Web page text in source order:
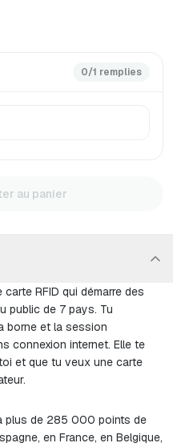
0/1 remplies
au panier
RFID qui démarre des
public de 7 pays. Tu
borne et la session
connexion internet. Elle te
et que tu veux une carte
plus de 285 000 points de
en France, en Belgique,